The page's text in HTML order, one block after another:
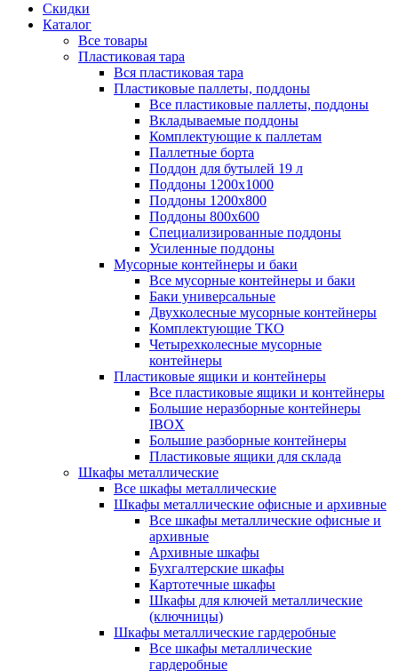
Скидки
Каталог
Все товары
Пластиковая тара
Вся пластиковая тара
Пластиковые паллеты, поддоны
Все пластиковые паллеты, поддоны
Вкладываемые поддоны
Комплектующие к паллетам
Паллетные борта
Поддон для бутылей 19 л
Поддоны 1200х1000
Поддоны 1200х800
Поддоны 800х600
Специализированные поддоны
Усиленные поддоны
Мусорные контейнеры и баки
Все мусорные контейнеры и баки
Баки универсальные
Двухколесные мусорные контейнеры
Комплектующие ТКО
Четырехколесные мусорные
контейнеры
Пластиковые ящики и контейнеры
Все пластиковые ящики и контейнеры
Большие неразборные контейнеры
IBOX
Большие разборные контейнеры
Пластиковые ящики для склада
Шкафы металлические
Все шкафы металлические
Шкафы металлические офисные и архивные
Все шкафы металлические офисные и
архивные
Архивные шкафы
Бухгалтерские шкафы
Картотечные шкафы
Шкафы для ключей металлические
(ключницы)
Шкафы металлические гардеробные
Все шкафы металлические
гардеробные